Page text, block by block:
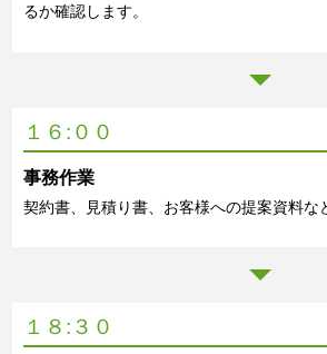
るか確認します。
１６:００
事務作業
契約書、見積り書、お客様への提案資料な
１８:３０